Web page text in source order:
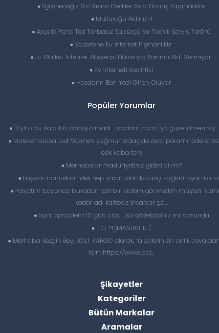
İlgileneceğiz Sizi Ararız Dediler Asla Dönüş Yapmadılar
Mutluluğu Aldınız !!
Arçelik Perla Toz Torbasız Süpürge Ve Teknik Servis Terörü
Vodafone Ev İnternet Pişmanlıktır
Lc Waikiki Internet Alisverisi Hatasiyla Parami Aldı Vermiyor!
Ev İnterneti Kesintisi
Hesabım Ban Yedi Giren Oluyor
Popüler Yorumlar
3 yıl oldu hala bir dönüş olmadı… madam coco ‘ya güvenilmezmiş
Malesef bursa suit Women yağmur erdaş da asla paramı iade
çok kaba ters
Merhabalar maduriyetiniz giderildi mi?
Baywin bonuslari hileli hep yalan olan kazanç sağlamayan bir
Hayatım boyunca bukadar rezil bir sistem görmedim müşteri
kadar adi kalitesiz insanlar gö...
aynı pproblem 10 gün oldu , siz çözebildiniz mi sonunda
FLO PİŞMANLIKTIR :(
Merhaba Sezgin Bey, BOLT KARGO olarak, taleplerinizin anlık
için; https://www.bol...
Şikayetler
Kategoriler
Bütün Markalar
Aramalar